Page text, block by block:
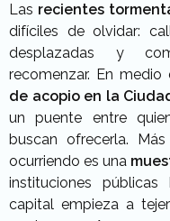
Las recientes
difíciles de olvidar:
desplazadas y
recomenzar. En
de acopio en la
un puente entre
buscan ofrecerla.
ocurriendo es una
instituciones
capital empieza a